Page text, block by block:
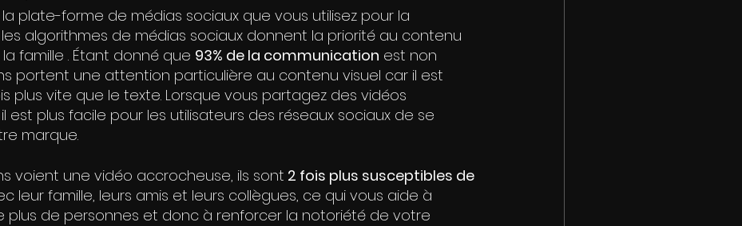
plate-forme de médias sociaux que vous utilisez pour la
les algorithmes de médias sociaux donnent la priorité au contenu
famille . Étant donné que 93% de la communication est non
portent une attention particulière au contenu visuel car il est
plus vite que le texte. Lorsque vous partagez des vidéos
est plus facile pour les utilisateurs des réseaux sociaux de se
marque.
voient une vidéo accrocheuse, ils sont 2 fois plus susceptibles de
leur famille, leurs amis et leurs collègues, ce qui vous aide à
plus de personnes et donc à renforcer la notoriété de votre